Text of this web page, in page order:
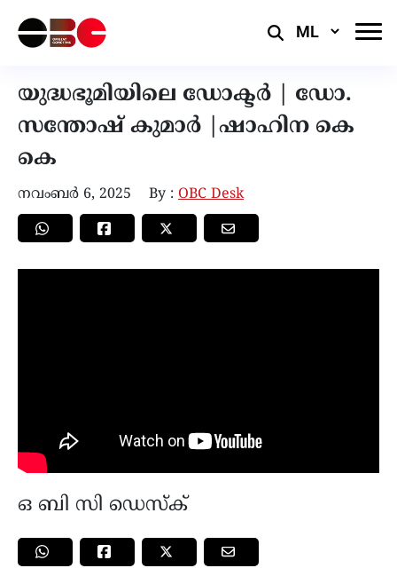
Select
യുദ്ധഭൂമിയിലെ ഡോക്ടർ | ഡോ.
സന്തോഷ് കുമാർ |ഷാഹിന കെ
കെ
നവംബർ 6, 2025 By : OBC Desk
ഒ ബി സി ഡെസ്ക്